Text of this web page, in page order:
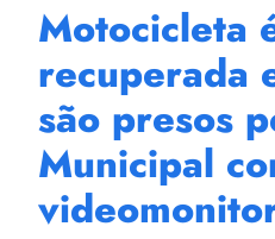
Motocicleta
recuperada
são presos
Municipal